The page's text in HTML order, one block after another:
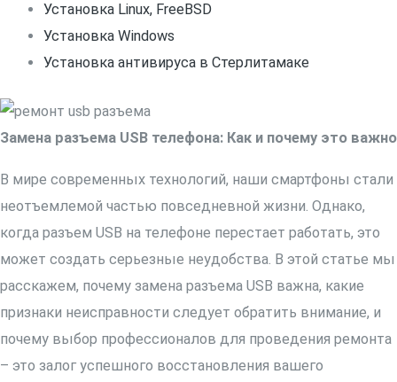
Установка Linux, FreeBSD
Установка Windows
Установка антивируса в Стерлитамаке
Замена разъема USB телефона: Как и почему это важно
В мире современных технологий, наши смартфоны стали
неотъемлемой частью повседневной жизни. Однако,
когда разъем USB на телефоне перестает работать, это
может создать серьезные неудобства. В этой статье мы
расскажем, почему замена разъема USB важна, какие
признаки неисправности следует обратить внимание, и
почему выбор профессионалов для проведения ремонта
– это залог успешного восстановления вашего